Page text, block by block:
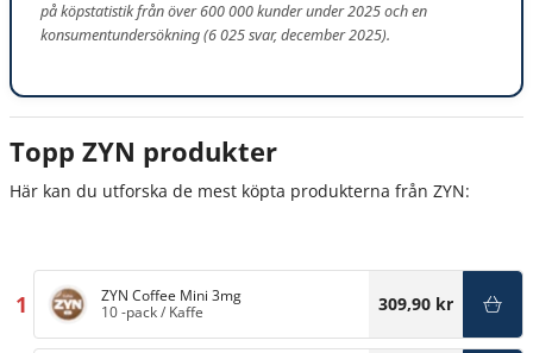
på köpstatistik från över 600 000 kunder under 2025 och en
konsumentundersökning (6 025 svar, december 2025).
Topp ZYN produkter
Här kan du utforska de mest köpta produkterna från ZYN:
1
ZYN Coffee Mini 3mg
10 -pack/ Kaffe 309,90 kr